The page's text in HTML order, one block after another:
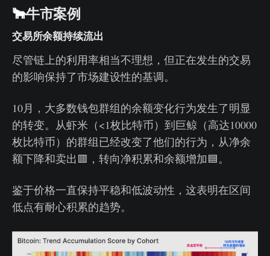
🐂牛市案例
交易所余额持续流出
尽管链上的利用率相当不理想，但正在发生的交易
的影响保持了市场建设性的基调。
10月，大多数钱包群组的余额变化行为发生了明显
的转变。从虾米（<1枚比特币）到巨鲸（高达10000
枚比特币）的群组已经改变了他们的行为，从净余
额下降和卖出🟥，转向净积累和余额增加🟦。
鉴于价格一直保持平稳和低波动性，这表明在区间
低点有耐心积累的趋势。